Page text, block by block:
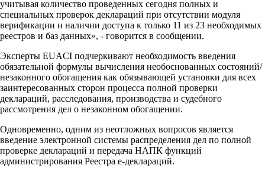
учитывая количество проведенных сегодня полных и
специальных проверок деклараций при отсутствии модуля
верификации и наличии доступа к только 11 из 23 необходимых
реестров и баз данных», - говорится в сообщении.
Эксперты EUACI подчеркивают необходимость введения
обязательной формулы вычисления необоснованных состояний/
незаконного обогащения как обязывающей установки для всех
заинтересованных сторон процесса полной проверки
деклараций, расследования, производства и судебного
рассмотрения дел о незаконном обогащении.
Одновременно, одним из неотложных вопросов является
введение электронной системы распределения дел по полной
проверке деклараций и передача НАПК функций
администрирования Реестра е-деклараций.